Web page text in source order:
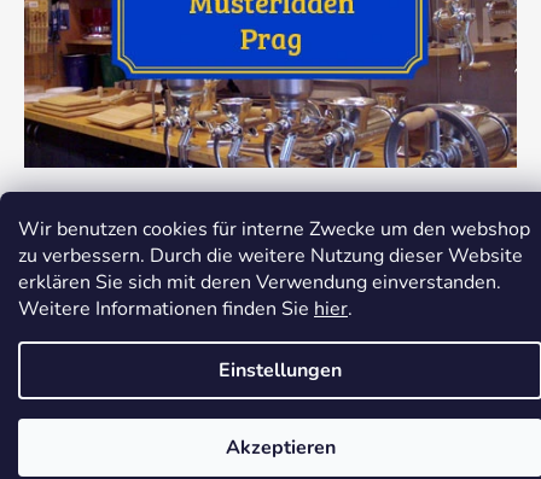
Wir benutzen cookies für interne Zwecke um den webshop
zu verbessern. Durch die weitere Nutzung dieser Website
erklären Sie sich mit deren Verwendung einverstanden.
Weitere Informationen finden Sie hier.
Einstellungen
Akzeptieren
Erstellt von Shoptet
Copyright 2026 Dokredence.cz
vorbehalten.Cookie-Einstellungen ändern